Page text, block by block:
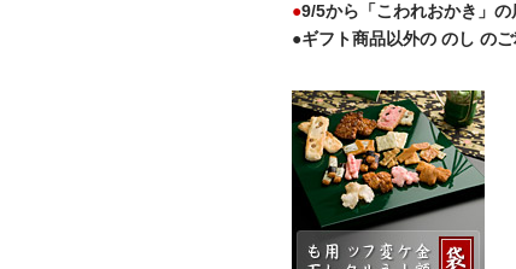
●9/5から「こわれおかき」
●ギフト商品以外の のし のご